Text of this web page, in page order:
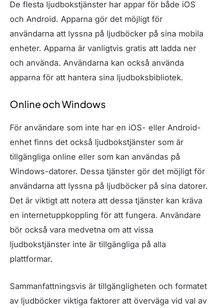
De flesta ljudbokstjänster har appar för både iOS
och Android. Apparna gör det möjligt för
användarna att lyssna på ljudböcker på sina mobila
enheter. Apparna är vanligtvis gratis att ladda ner
och använda. Användarna kan också använda
apparna för att hantera sina ljudboksbibliotek.
Online och Windows
För användare som inte har en iOS- eller Android-
enhet finns det också ljudbokstjänster som är
tillgängliga online eller som kan användas på
Windows-datorer. Dessa tjänster gör det möjligt för
användarna att lyssna på ljudböcker på sina datorer.
Det är viktigt att notera att dessa tjänster kan kräva
en internetuppkoppling för att fungera. Användare
bör också vara medvetna om att vissa
ljudbokstjänster inte är tillgängliga på alla
plattformar.
Sammanfattningsvis är tillgängligheten och formatet
av ljudböcker viktiga faktorer att överväga vid val av